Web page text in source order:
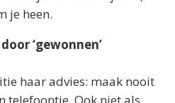
je heen.
‘gewonnen’
haar advies: maak nooit